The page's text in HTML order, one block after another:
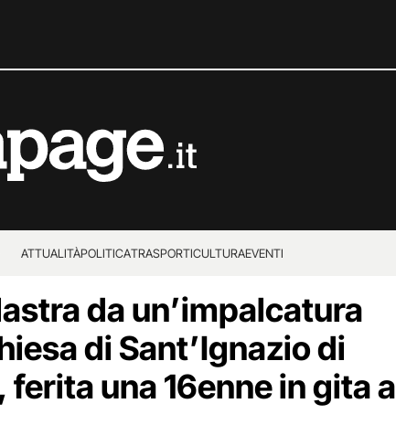
ATTUALITÀPOLITICATRASPORTICULTURAEVENTI
da un’impalcatura
di Sant’Ignazio di
ferita una 16enne in gita a